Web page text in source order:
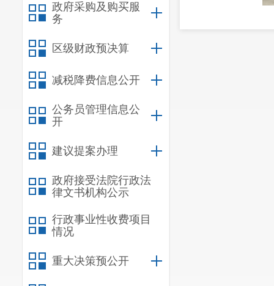
政府采购及购买服
务
区级财政预决算
减税降费信息公开
公务员管理信息公
开
建议提案办理
政府接受法院行政法
律文书机构公示
行政事业性收费项目
情况
重大决策预公开